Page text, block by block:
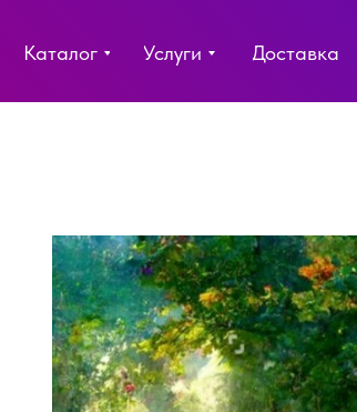
Доставка
Услуги
Каталог